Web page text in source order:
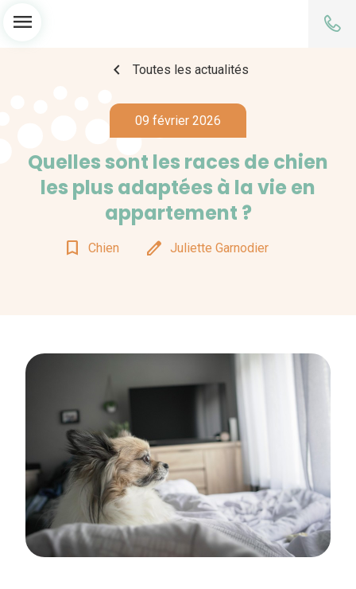
menu
chevron_left Toutes les actualités
09 février 2026
Quelles sont les races de chien
les plus adaptées à la vie en
appartement ?
bookmark_border Chien edit Juliette Garnodier